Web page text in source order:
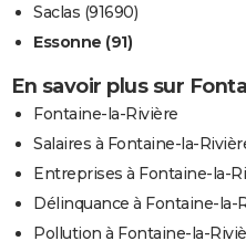
Saclas (91690)
Essonne (91)
En savoir plus sur
Fontaine-la-Rivière
Salaires à Fontaine-la-
Entreprises à Fontaine-la-
Délinquance à Fontaine-la-
Pollution à Fontaine-la-